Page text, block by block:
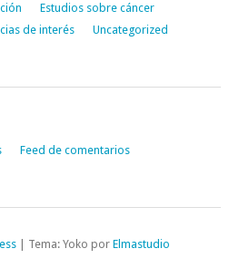
Estudios sobre cáncer
de interés
Uncategorized
Feed de comentarios
Tema: Yoko por Elmastudio